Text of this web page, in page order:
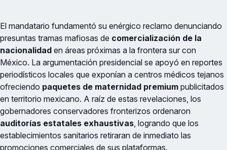
El mandatario fundamentó su enérgico reclamo denunciando
presuntas tramas mafiosas de comercialización de la
nacionalidad en áreas próximas a la frontera sur con
México. La argumentación presidencial se apoyó en reportes
periodísticos locales que exponían a centros médicos tejanos
ofreciendo paquetes de maternidad premium publicitados
en territorio mexicano. A raíz de estas revelaciones, los
gobernadores conservadores fronterizos ordenaron
auditorías estatales exhaustivas , logrando que los
establecimientos sanitarios retiraran de inmediato las
promociones comerciales de sus plataformas.